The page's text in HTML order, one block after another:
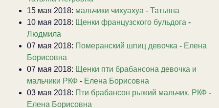
15 мая 2018: мальчики чихуахуа - Татьяна
10 мая 2018: Щенки французского бульдога -
Людмила
07 мая 2018: Померанский шпиц девочка - Елена
Борисовна
07 мая 2018: Щенки пти брабансона девочка и
мальчики РКФ - Елена Борисовна
03 мая 2018: Пти брабансон рыжий мальчик. РКФ -
Елена Борисовна